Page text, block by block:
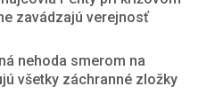
zavádzajú verejnosť
nehoda smerom na
všetky záchranné zložky